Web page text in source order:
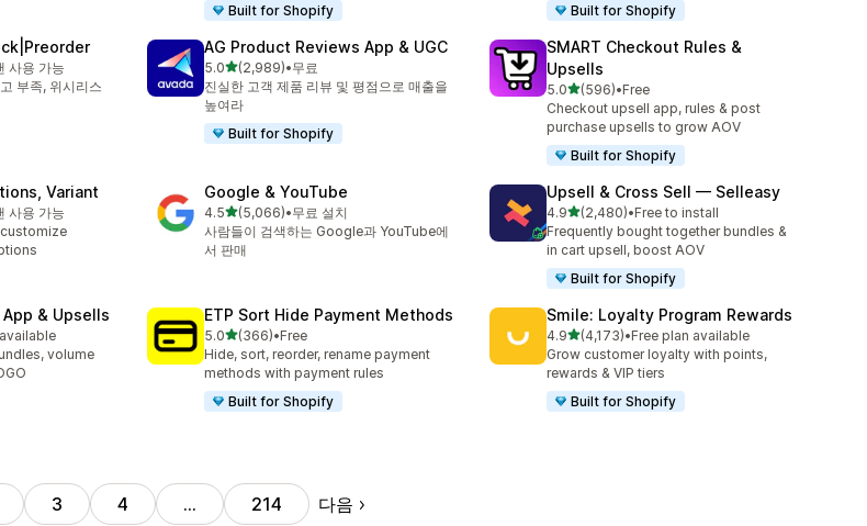
Built for Shopify
Built for Shopify
사용 가능
부족, 위시리스
AG Product Reviews App & UGC
5.0별 5개 중
(2,989)
총 리뷰 2989개
•무료
진실한 고객 제품 리뷰 및 평점으로 매출을
높여라
Built for Shopify
SMART Checkout Rules &
Upsells
5.0별 5개 중
(596)
총 리뷰 596개
•Free
Checkout upsell app, rules & post
purchase upsells to grow AOV
Built for Shopify
Variant
사용 가능
Google & YouTube
4.5별 5개 중
(5,066)
총 리뷰 5066개
•무료 설치
사람들이 검색하는 Google과 YouTube에
서 판매
Upsell & Cross Sell — Selleasy
4.9별 5개 중
(2,480)
총 리뷰 2480개
•Free to install
Frequently bought together bundles &
in cart upsell, boost AOV
Built for Shopify
& Upsells
volume
ETP Sort Hide Payment Methods
5.0별 5개 중
(366)
총 리뷰 366개
•Free
Hide, sort, reorder, rename payment
methods with payment rules
Built for Shopify
Smile: Loyalty Program Rewards
4.9별 5개 중
(4,173)
총 리뷰 4173개
•Free plan available
Grow customer loyalty with points,
rewards & VIP tiers
Built for Shopify
3 4 … 214 다음